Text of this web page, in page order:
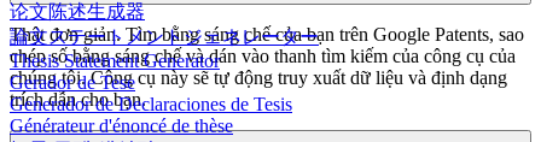
论文陈述生成器
論文ステートメントジェネレーター
Thesis Statement Generator
Gerador de Tese
Generador de Declaraciones de Tesis
Générateur d'énoncé de thèse
Thật đơn giản. Tìm bằng sáng chế của bạn trên Google Patents, sao
chép số bằng sáng chế và dán vào thanh tìm kiếm của công cụ của
chúng tôi. Công cụ này sẽ tự động truy xuất dữ liệu và định dạng
trích dẫn cho bạn.